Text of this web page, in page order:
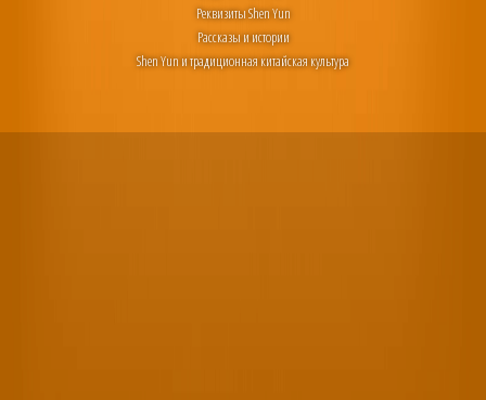
Реквизиты Shen Yun
Рассказы и истории
Shen Yun и традиционная китайская культура